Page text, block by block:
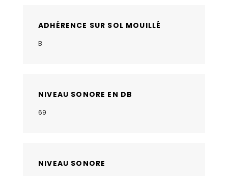
ADHÉRENCE SUR SOL MOUILLÉ
B
NIVEAU SONORE EN DB
69
NIVEAU SONORE